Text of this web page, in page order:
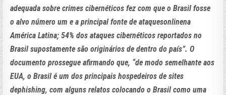
adequada sobre crimes cibernéticos fez com que o Brasil fosse
o alvo número um e a principal fonte de ataquesonlinena
América Latina; 54% dos ataques cibernéticos reportados no
Brasil supostamente são originários de dentro do país”. O
documento prossegue afirmando que, “de modo semelhante aos
EUA, o Brasil é um dos principais hospedeiros de sites
dephishing, com alguns relatos colocando o Brasil como uma